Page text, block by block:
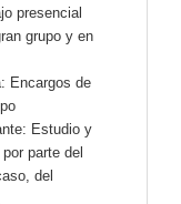
presencial
grupo y en
Encargos de
Estudio y
parte del
del